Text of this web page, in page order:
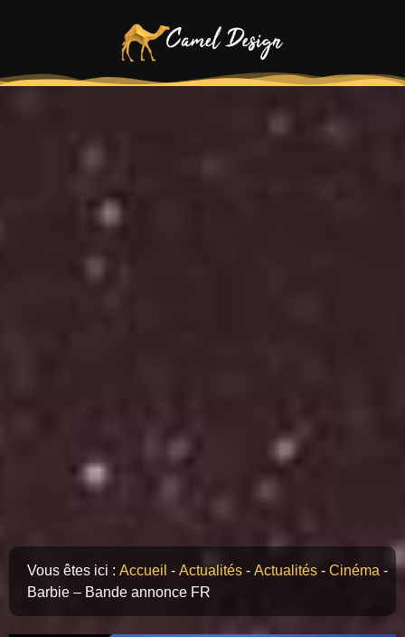
Vous êtes ici : Accueil - Actualités - Actualités - Cinéma -
Barbie – Bande annonce FR